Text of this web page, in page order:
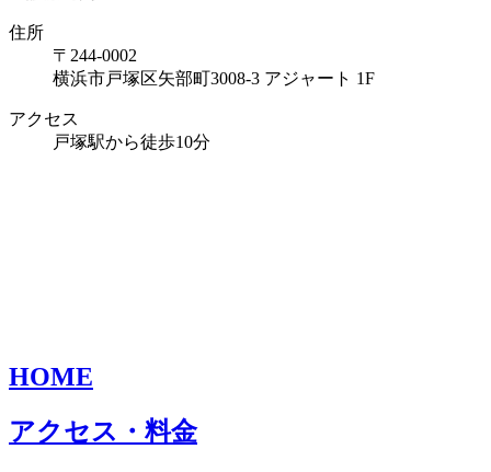
住所
〒244-0002
横浜市戸塚区矢部町3008-3 アジャート 1F
アクセス
戸塚駅から徒歩10分
HOME
アクセス・料金